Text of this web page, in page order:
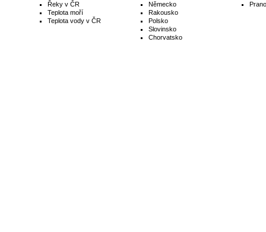
Řeky v ČR
Teplota moří
Teplota vody v ČR
Německo
Rakousko
Polsko
Slovinsko
Chorvatsko